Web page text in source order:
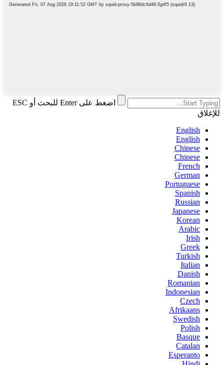
اضغط على Enter للبحث أو ESC
للإغلاق
English
English
Chinese
Chinese
French
German
Portuguese
Spanish
Russian
Japanese
Korean
Arabic
Irish
Greek
Turkish
Italian
Danish
Romanian
Indonesian
Czech
Afrikaans
Swedish
Polish
Basque
Catalan
Esperanto